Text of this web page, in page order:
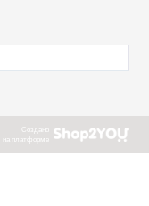
Создано
на платформе